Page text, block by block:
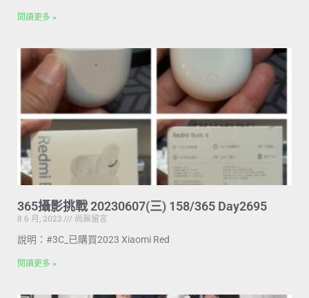
閱讀更多 »
365攝影挑戰 20230607(三) 158/365 Day2695
8 6 月, 2023
尚無留言
說明：#3C_已購買2023 Xiaomi Red
閱讀更多 »